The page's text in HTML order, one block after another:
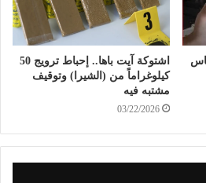
اشتوكة آيت باها.. إحباط ترويج 50
كيلوغراماً من (الشيرا) وتوقيف
مشتبه فيه
03/22/2026